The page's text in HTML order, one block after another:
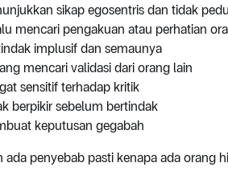
sikap egosentris dan tidak
mencari pengakuan atau perhatian
implusif dan semaunya
mencari validasi dari orang lain
sensitif terhadap kritik
berpikir sebelum bertindak
keputusan gegabah
ada penyebab pasti kenapa ada orang